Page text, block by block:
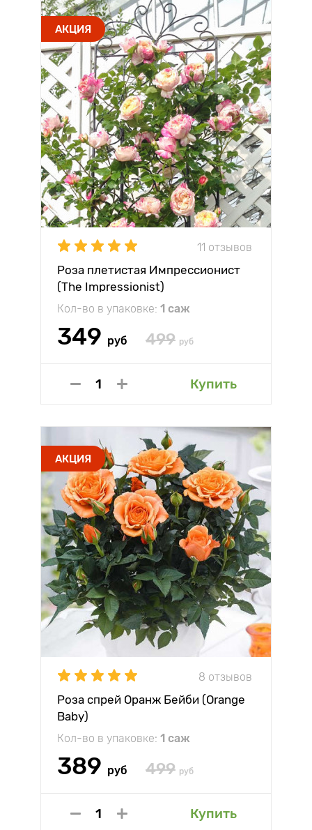
АКЦИЯ
11 отзывов
Роза плетистая Импрессионист
(The Impressionist)
Кол-во в упаковке: 1 саж
349 руб 499 руб
Купить
АКЦИЯ
8 отзывов
Роза спрей Оранж Бейби (Orange
Baby)
Кол-во в упаковке: 1 саж
389 руб 499 руб
Купить